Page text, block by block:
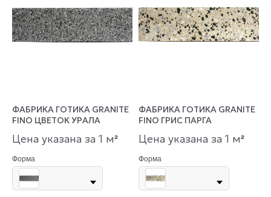
ФАБРИКА ГОТИКА GRANITE
FINO ЦВЕТОК УРАЛА
Цена указана за 1 м²
Форма
ФАБРИКА ГОТИКА GRANITE
FINO ГРИС ПАРГА
Цена указана за 1 м²
Форма